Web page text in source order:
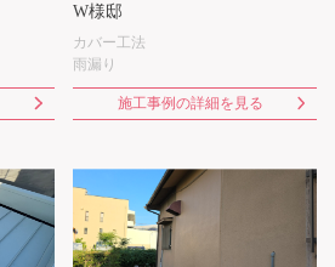
W様邸
カバー工法
雨漏り
施工事例の詳細を見る